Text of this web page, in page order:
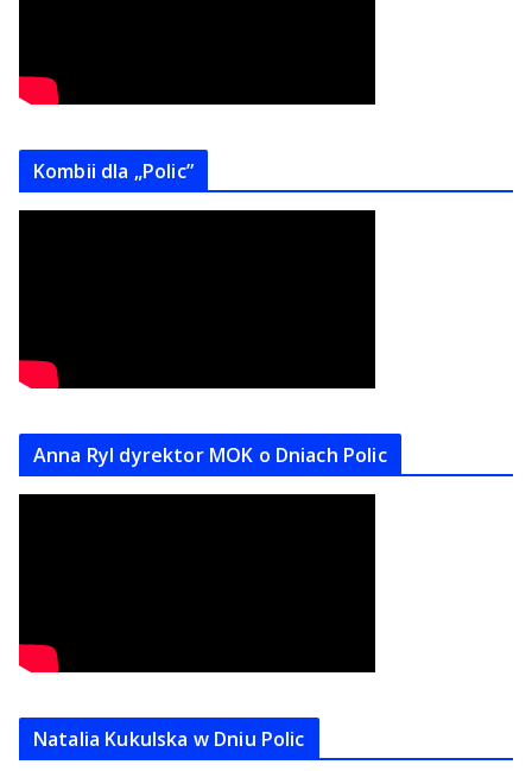
Kombii dla „Polic”
Anna Ryl dyrektor MOK o Dniach Polic
Natalia Kukulska w Dniu Polic